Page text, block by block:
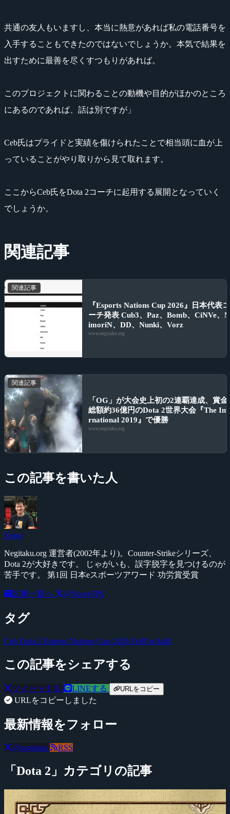
共通の友人もいますし、本当に熱意があれば私の電話番号を
入手することもできたのではないでしょうか。本気で結果を
出すために最善を尽くすつもりがあれば。
このプロジェクトに関わることの動機や目的がほかのところ
にあるのであれば、話は別ですが」
Ceb氏はプライドと実績を傷けられたことで相当頭に血が上
っていることがやり取りから見て取れます。
ここからCeb氏をDota 2コーチに起用する展開となっていく
でしょうか。
関連記事
関連記事
『Esports Nations Cup 2026』日本代表コ
ーチ発表 Cub3、Paz、Bomb、CiNVe、
imoriN、DD、Nunki、Vorz
www.negitaku.org
関連記事
「OG」が大会史上初の2連覇達成、賞金
総額約36億円のDota 2世界大会『The
rnational 2019』で優勝
www.negitaku.org
この記事を書いた人
Yossy
Negitaku.org 運営者(2002年より)。Counter-Strikeシリーズ、
Dota 2が大好きです。 じゃがいも、誤字脱字を見つけるのが
苦手です。 第1回 日本eスポーツアワード 功労賞受賞
記事一覧へ @YossyFPS
タグ
Ceb Dota 2 Esports Nations Cup 2026YellOwStaR
この記事をシェアする
ツイートする LINEする URLをコピー
URLをコピーしました
最新情報をフォロー
@negitaku RSS
「Dota 2」カテゴリの記事